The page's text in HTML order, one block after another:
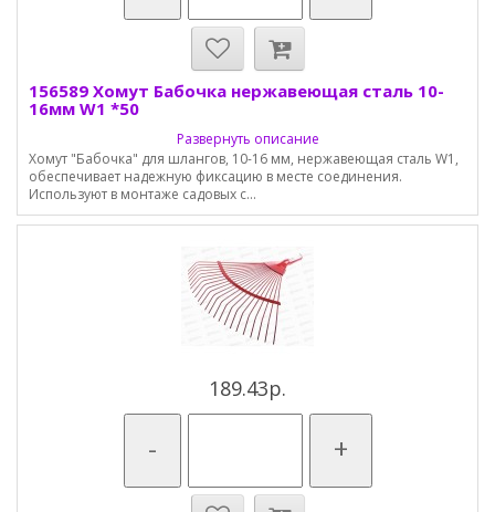
156589 Хомут Бабочка нержавеющая сталь 10-
16мм W1 *50
Развернуть описание
Хомут "Бабочка" для шлангов, 10-16 мм, нержавеющая сталь W1,
обеспечивает надежную фиксацию в месте соединения.
Используют в монтаже садовых с...
189.43р.
- +